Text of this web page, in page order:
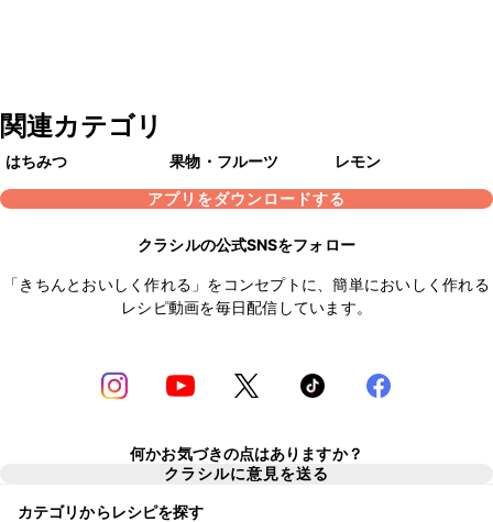
関連カテゴリ
はちみつ 果物・フルーツ
レモン
アプリをダウンロードする
クラシルの公式SNSをフォロー
「きちんとおいしく作れる」をコンセプトに、簡単においしく作れる
レシピ動画を毎日配信しています。
何かお気づきの点はありますか？
クラシルに意見を送る
カテゴリからレシピを探す